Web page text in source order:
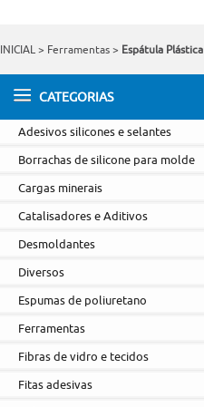
INICIAL > Ferramentas > Espátula Plástica
CATEGORIAS
Adesivos silicones e selantes
Borrachas de silicone para molde
Cargas minerais
Catalisadores e Aditivos
Desmoldantes
Diversos
Espumas de poliuretano
Ferramentas
Fibras de vidro e tecidos
Fitas adesivas